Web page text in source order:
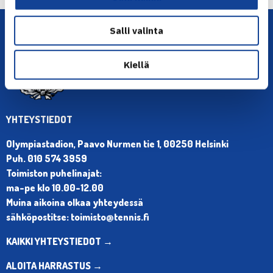
Salli valinta
Kiellä
YHTEYSTIEDOT
Olympiastadion, Paavo Nurmen tie 1, 00250 Helsinki
Puh. 010 574 3959
Toimiston puhelinajat:
ma-pe klo 10.00-12.00
Muina aikoina olkaa yhteydessä
sähköpostitse: toimisto@tennis.fi
KAIKKI YHTEYSTIEDOT →
ALOITA HARRASTUS →